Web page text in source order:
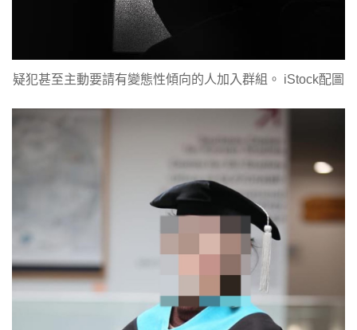
疑犯甚至主動要請有變態性傾向的人加入群組。 iStock配圖